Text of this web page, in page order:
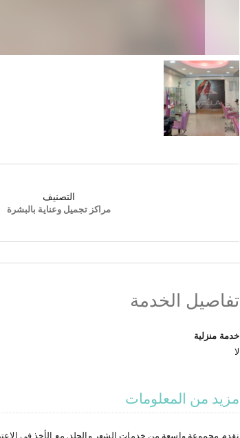
التصنيف
مراكز تجميل وعناية بالبشرة
تفاصيل الخدمة
خدمة منزلية
لا
مزيد من المعلومات
نقدم مجموعة واسعة من خدمات الشعر والجلد. مع الأخذ في